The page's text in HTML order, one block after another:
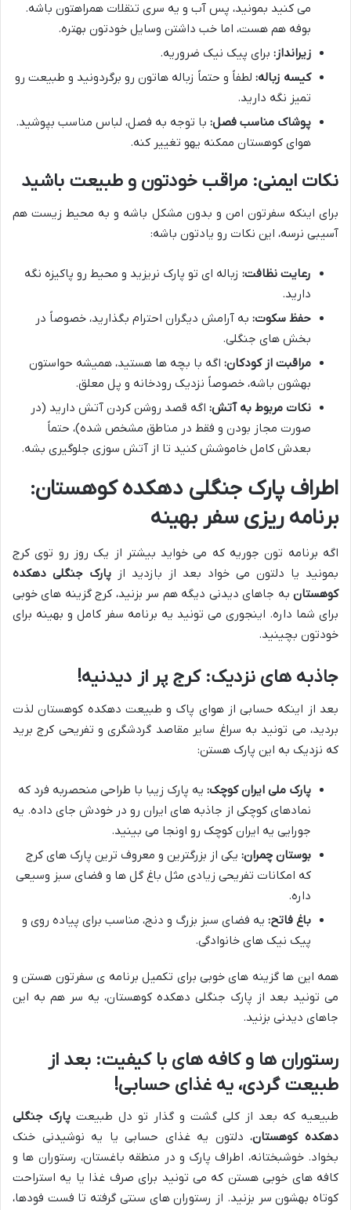
می کنید بمونید، پس آب و یه سری تنقلات همراهتون باشه.
بوفه هم هست، اما خب داشتن وسایل خودتون بهتره.
زیرانداز: برای پیک نیک ضروریه.
کیسه زباله: لطفاً و حتماً زباله هاتون رو برگردونید و طبیعت رو
تمیز نگه دارید.
پوشاک مناسب فصل: با توجه به فصل، لباس مناسب بپوشید.
هوای کوهستان ممکنه یهو تغییر کنه.
نکات ایمنی: مراقب خودتون و طبیعت باشید
برای اینکه سفرتون امن و بدون مشکل باشه و به محیط زیست هم
آسیبی نرسه، این نکات رو یادتون باشه:
رعایت نظافت: زباله ای تو پارک نریزید و محیط رو پاکیزه نگه
دارید.
حفظ سکوت: به آرامش دیگران احترام بگذارید، خصوصاً در
بخش های جنگلی.
مراقبت از کودکان: اگه با بچه ها هستید، همیشه حواستون
بهشون باشه، خصوصاً نزدیک رودخانه و پل معلق.
نکات مربوط به آتش: اگه قصد روشن کردن آتش دارید (در
صورت مجاز بودن و فقط در مناطق مشخص شده)، حتماً
بعدش کامل خاموشش کنید تا از آتش سوزی جلوگیری بشه.
اطراف پارک جنگلی دهکده کوهستان:
برنامه ریزی سفر بهینه
اگه برنامه تون جوریه که می خواید بیشتر از یک روز رو توی کرج
بمونید یا دلتون می خواد بعد از بازدید از پارک جنگلی دهکده
کوهستان به جاهای دیدنی دیگه هم سر بزنید، کرج گزینه های خوبی
برای شما داره. اینجوری می تونید یه برنامه سفر کامل و بهینه برای
خودتون بچینید.
جاذبه های نزدیک: کرج پر از دیدنیه!
بعد از اینکه حسابی از هوای پاک و طبیعت دهکده کوهستان لذت
بردید، می تونید به سراغ سایر مقاصد گردشگری و تفریحی کرج برید
که نزدیک به این پارک هستن:
پارک ملی ایران کوچک: یه پارک زیبا با طراحی منحصربه فرد که
نمادهای کوچکی از جاذبه های ایران رو در خودش جای داده. یه
جورایی یه ایران کوچک رو اونجا می بینید.
بوستان چمران: یکی از بزرگترین و معروف ترین پارک های کرج
که امکانات تفریحی زیادی مثل باغ گل ها و فضای سبز وسیعی
داره.
باغ فاتح: یه فضای سبز بزرگ و دنج، مناسب برای پیاده روی و
پیک نیک های خانوادگی.
همه این ها گزینه های خوبی برای تکمیل برنامه ی سفرتون هستن و
می تونید بعد از پارک جنگلی دهکده کوهستان، یه سر هم به این
جاهای دیدنی بزنید.
رستوران ها و کافه های با کیفیت: بعد از
طبیعت گردی، یه غذای حسابی!
طبیعیه که بعد از کلی گشت و گذار تو دل طبیعت پارک جنگلی
دهکده کوهستان، دلتون یه غذای حسابی یا یه نوشیدنی خنک
بخواد. خوشبختانه، اطراف پارک و در منطقه باغستان، رستوران ها و
کافه های خوبی هستن که می تونید برای صرف غذا یا یه استراحت
کوتاه بهشون سر بزنید. از رستوران های سنتی گرفته تا فست فودها،